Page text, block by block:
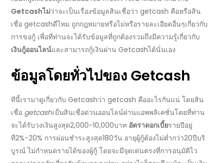
Getcashไม่ว่าจะเป็นเรื่องข้อมูลสินเชื่อว่า getcash คือหรือสิน
เชื่อ getcashดีไหม ถูกกฎหมายหรือไม่หรือรายละเอียดอื่นๆเกี่ยวกับ
การขอกู้ เพื่อที่ท่านจะได้รับข้อมูลที่ถูกต้องรวมถึงมีความรู้เกี่ยวกับ
เงินกู้ออนไลน์และสามารถกู้เงินผ่าน Getcashได้นั่นเอง
ข้อมูลโดยทั่วไปของ Getcash
ทีนี้เรามาดูเกี่ยวกับ Getcashว่า getcash คืออะไรกันแน่ โดยสิน
เชื่อ getcashเป็นสินเชื่อด่วนออนไลน์ผ่านแอพพลิเคชั่นโดยที่ท่าน
จะได้รับวงเงินสูงสุด2,000-10,000บาท อัตราดอกเบี้ยรายปีอยู่
ที่2%-20% การผ่อนชำระสูงสุด180วัน อายุผู้กู้ต้องไม่ต่ำกว่า20ปีบริ
บูรณ์ ไม่กำหนดรายได้ของผู้กู้ โดยจะมีจุดเด่นตรงที่การอนุมัติไว